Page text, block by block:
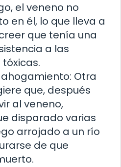
el veneno no
en él, lo que lleva a
que tenía una
a las
Otra
que, después
al veneno,
disparado varias
arrojado a un río
de que